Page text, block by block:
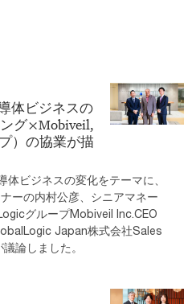
体ビジネスの
グ×Mobiveil,
）の協業が描
ビジネスの変化をテーマに、
ーの内村公彦、シニアマネー
グループMobiveil Inc.CEO
Japan株式会社Sales
論しました。